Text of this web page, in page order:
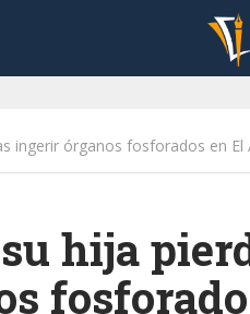
ingerir órganos fosforados en El
hija